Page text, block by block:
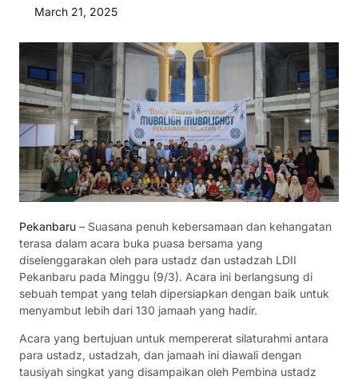
March 21, 2025
Pekanbaru – Suasana penuh kebersamaan dan kehangatan
terasa dalam acara buka puasa bersama yang
diselenggarakan oleh para ustadz dan ustadzah LDII
Pekanbaru pada Minggu (9/3). Acara ini berlangsung di
sebuah tempat yang telah dipersiapkan dengan baik untuk
menyambut lebih dari 130 jamaah yang hadir.
Acara yang bertujuan untuk mempererat silaturahmi antara
para ustadz, ustadzah, dan jamaah ini diawali dengan
tausiyah singkat yang disampaikan oleh Pembina ustadz